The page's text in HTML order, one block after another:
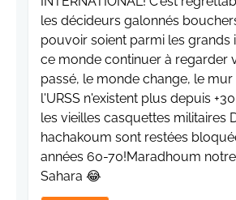
les décideurs galonnés
pouvoir soient parmi les grands
ce monde continuer à regarder
passé, le monde change, le mur
l'URSS n'existent plus depuis
les vieilles casquettes militaires
hachakoum sont restées
années 60-70!Maradhoum
Sahara 😂